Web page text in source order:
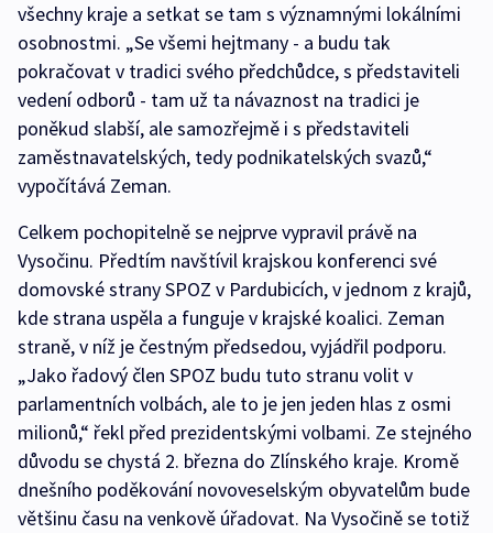
všechny kraje a setkat se tam s významnými lokálními
osobnostmi. „Se všemi hejtmany - a budu tak
pokračovat v tradici svého předchůdce, s představiteli
vedení odborů - tam už ta návaznost na tradici je
poněkud slabší, ale samozřejmě i s představiteli
zaměstnavatelských, tedy podnikatelských svazů,“
vypočítává Zeman.
Celkem pochopitelně se nejprve vypravil právě na
Vysočinu. Předtím navštívil krajskou konferenci své
domovské strany SPOZ v Pardubicích, v jednom z krajů,
kde strana uspěla a funguje v krajské koalici. Zeman
straně, v níž je čestným předsedou, vyjádřil podporu.
„Jako řadový člen SPOZ budu tuto stranu volit v
parlamentních volbách, ale to je jen jeden hlas z osmi
milionů,“ řekl před prezidentskými volbami. Ze stejného
důvodu se chystá 2. března do Zlínského kraje. Kromě
dnešního poděkování novoveselským obyvatelům bude
většinu času na venkově úřadovat. Na Vysočině se totiž